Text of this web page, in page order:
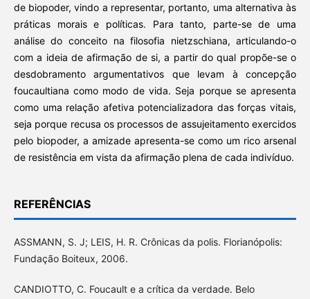
de biopoder, vindo a representar, portanto, uma alternativa às
práticas morais e políticas. Para tanto, parte-se de uma
análise do conceito na filosofia nietzschiana, articulando-o
com a ideia de afirmação de si, a partir do qual propõe-se o
desdobramento argumentativos que levam à concepção
foucaultiana como modo de vida. Seja porque se apresenta
como uma relação afetiva potencializadora das forças vitais,
seja porque recusa os processos de assujeitamento exercidos
pelo biopoder, a amizade apresenta-se como um rico arsenal
de resistência em vista da afirmação plena de cada indivíduo.
REFERÊNCIAS
ASSMANN, S. J; LEIS, H. R. Crônicas da polis. Florianópolis:
Fundação Boiteux, 2006.
CANDIOTTO, C. Foucault e a crítica da verdade. Belo